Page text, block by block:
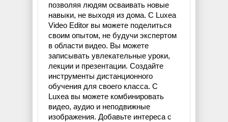
позволяя людям осваивать новые
навыки, не выходя из дома. С Luxea
Video Editor вы можете поделиться
своим опытом, не будучи экспертом
в области видео. Вы можете
записывать увлекательные уроки,
лекции и презентации. Создайте
инструменты дистанционного
обучения для своего класса. С
Luxea вы можете комбинировать
видео, аудио и неподвижные
изображения. Добавьте интереса с